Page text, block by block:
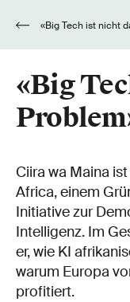
«Big Tech ist nicht
«Big
Ciira wa Maina
Africa, einem
Initiative zur
Intelligenz. Im
er, wie KI
warum Europa
profitiert.